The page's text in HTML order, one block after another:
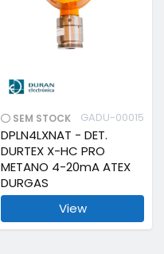
SEM STOCK GADU-00015
DPLN4LXNAT - DET.
DURTEX X-HC PRO
METANO 4-20mA ATEX
DURGAS
View